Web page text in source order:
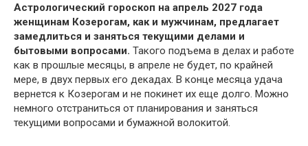
Астрологический гороскоп на апрель 2027 года
женщинам Козерогам, как и мужчинам, предлагает
замедлиться и заняться текущими делами и
бытовыми вопросами. Такого подъема в делах и работе
как в прошлые месяцы, в апреле не будет, по крайней
мере, в двух первых его декадах. В конце месяца удача
вернется к Козерогам и не покинет их еще долго. Можно
немного отстраниться от планирования и заняться
текущими вопросами и бумажной волокитой.